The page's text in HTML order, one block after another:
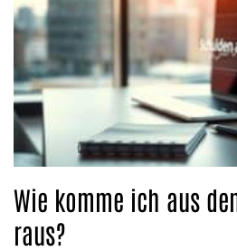
Wie komme ich aus
raus?